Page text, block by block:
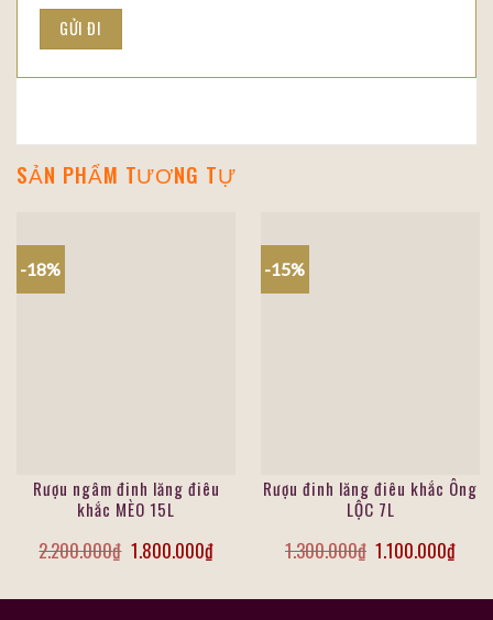
SẢN PHẨM TƯƠNG TỰ
-18%
Rượu ngâm đinh lăng điêu
khắc MÈO 15L
2.200.000₫ 1.800.000₫
-15%
Rượu đinh lăng điêu khắc Ông
LỘC 7L
1.300.000₫ 1.100.000₫